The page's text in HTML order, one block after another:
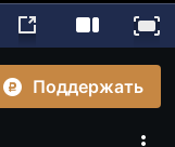
Поддержать